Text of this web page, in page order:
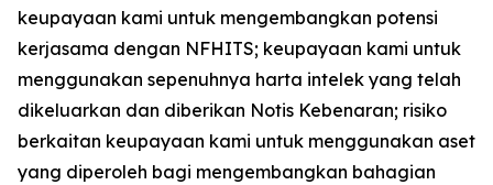
keupayaan kami untuk mengembangkan potensi
kerjasama dengan NFHITS; keupayaan kami untuk
menggunakan sepenuhnya harta intelek yang telah
dikeluarkan dan diberikan Notis Kebenaran; risiko
berkaitan keupayaan kami untuk menggunakan aset
yang diperoleh bagi mengembangkan bahagian